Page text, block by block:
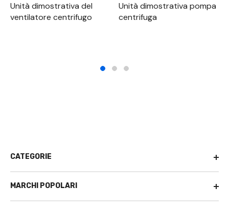
Unità dimostrativa del
ventilatore centrifugo
Unità dimostrativa pompa
centrifuga
CATEGORIE
MARCHI POPOLARI